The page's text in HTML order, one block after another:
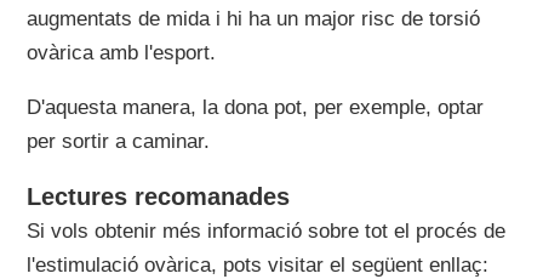
augmentats de mida i hi ha un major risc de torsió
ovàrica amb l'esport.
D'aquesta manera, la dona pot, per exemple, optar
per sortir a caminar.
Lectures recomanades
Si vols obtenir més informació sobre tot el procés de
l'estimulació ovàrica, pots visitar el següent enllaç: